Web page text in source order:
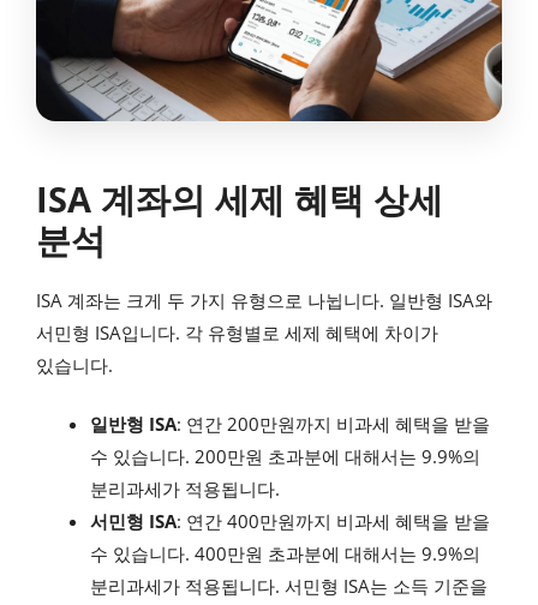
ISA 계좌의 세제 혜택 상세
분석
ISA 계좌는 크게 두 가지 유형으로 나뉩니다. 일반형 ISA와
서민형 ISA입니다. 각 유형별로 세제 혜택에 차이가
있습니다.
일반형 ISA: 연간 200만원까지 비과세 혜택을 받을
수 있습니다. 200만원 초과분에 대해서는 9.9%의
분리과세가 적용됩니다.
서민형 ISA: 연간 400만원까지 비과세 혜택을 받을
수 있습니다. 400만원 초과분에 대해서는 9.9%의
분리과세가 적용됩니다. 서민형 ISA는 소득 기준을